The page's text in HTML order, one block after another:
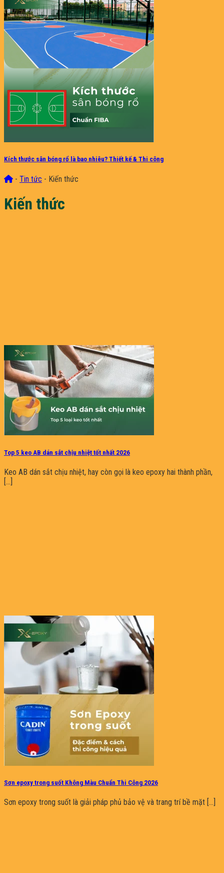
Kích thước sân bóng rổ là bao nhiêu? Thiết kế & Thi công
- Tin tức - Kiến thức
Kiến thức
Top 5 keo AB dán sắt chịu nhiệt tốt nhất 2026
Keo AB dán sắt chịu nhiệt, hay còn gọi là keo epoxy hai thành phần,
[...]
Sơn epoxy trong suốt Không Màu Chuẩn Thi Công 2026
Sơn epoxy trong suốt là giải pháp phủ bảo vệ và trang trí bề mặt [...]